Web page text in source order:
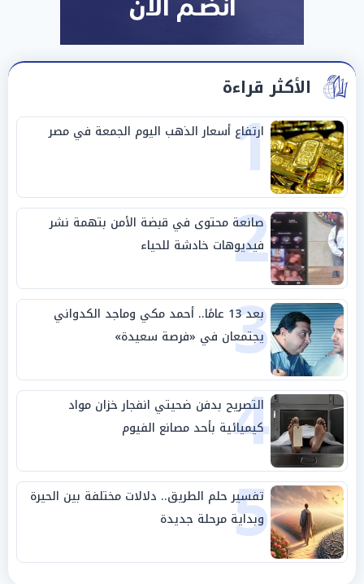
الأكثر قراءة
1
ارتفاع أسعار الذهب اليوم الجمعة في مصر
2
صانعة محتوى في قبضة الأمن بتهمة نشر
فيديوهات خادشة للحياء
3 بعد 13 عامًا.. أحمد مكي وماجد الكدواني
يجتمعان في «فرصة سعيدة»
4
التصريح بدفن ضحيتي انفجار خزان مواد
كيميائية بأحد مصانع الفيوم
5
تفسير حلم الطريق.. دلالات مختلفة بين الحيرة
وبداية مرحلة جديدة